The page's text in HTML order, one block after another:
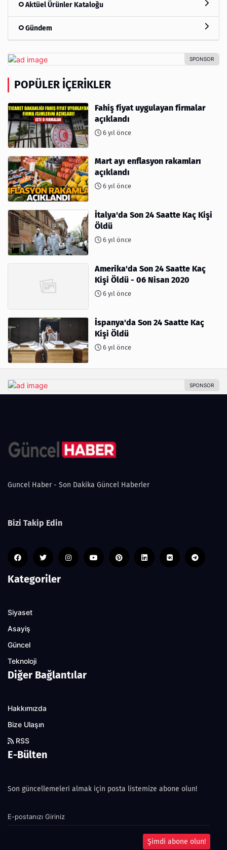
Aktüel Ürünler Kataloğu
Gündem
POPÜLER İÇERIKLER
Fahiş fiyat uygulayan firmalar
açıklandı
6 yıl önce
Mart ayı enflasyon rakamları
açıklandı
6 yıl önce
İtalya'da Son 24 Saatte Kaç Kişi
Öldü
6 yıl önce
Amerika'da Son 24 Saatte Kaç
Kişi Öldü - 06 Nisan 2020
6 yıl önce
İspanya'da Son 24 Saatte Kaç
Kişi Öldü
6 yıl önce
Guncel Haber - Son Dakika Güncel Haberler
Bizi Takip Edin
Kategoriler
Siyaset
Asayiş
Güncel
Teknoloji
Diğer Bağlantılar
Hakkımızda
Bize Ulaşın
RSS
E-Bülten
Son güncellemeleri almak için posta listemize abone olun!
Şimdi abone olun!